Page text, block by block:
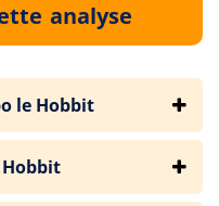
analyse
le Hobbit
Hobbit